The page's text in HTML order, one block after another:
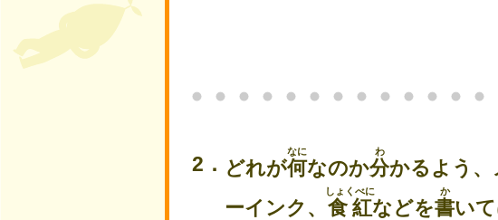
どれが何
なに
なのか分
わ
かるよう、
ーインク、 食紅
しょくべに
などを書
か
い